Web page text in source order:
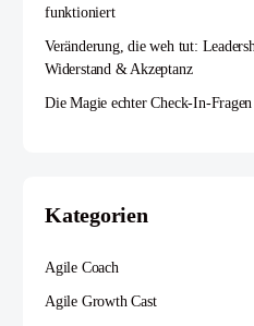
funktioniert
Veränderung, die weh tut:
Widerstand & Akzeptanz
Die Magie echter Check-In-Fragen
Kategorien
Agile Coach
Agile Growth Cast